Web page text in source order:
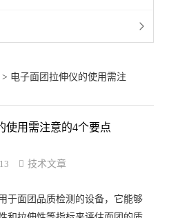
> 电子面团拉伸仪的使用需注
使用需注意的4个要点
技术文章
于面团品质检测的设备，它能够